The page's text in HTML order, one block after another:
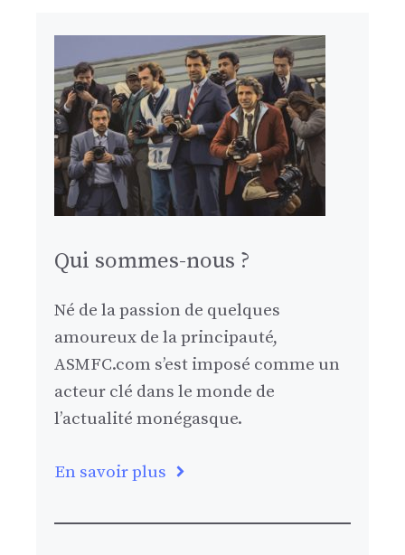
Qui sommes-nous ?
Né de la passion de quelques
amoureux de la principauté,
ASMFC.com s’est imposé comme un
acteur clé dans le monde de
l’actualité monégasque.
En savoir plus